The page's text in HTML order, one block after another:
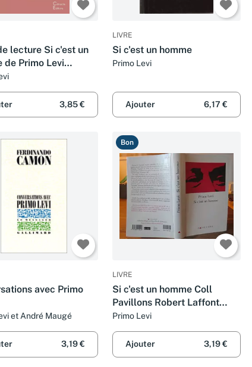
lecture Si c'est un
de Primo Levi
littéraire de
et résumé
3,85 €
LIVRE
Si c'est un homme
Primo Levi
Ajouter 6,17 €
avec Primo
et André Maugé
3,19 €
Bon
LIVRE
Si c'est un homme Coll
Pavillons Robert Laffont
1996
Primo Levi
Ajouter 3,19 €